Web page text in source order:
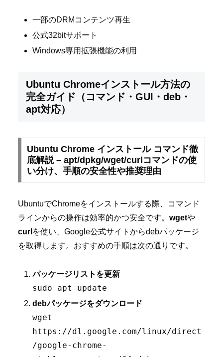
一部のDRMコンテンツ再生
公式32bitサポート
Windows専用拡張機能の利用
Ubuntu Chromeインストール方法の
完全ガイド（コマンド・GUI・deb・
apt対応）
Ubuntu Chrome インストール コマンド徹
底解説 – apt/dpkg/wget/curlコマンドの使
い分け、手順の安全性や推奨理由
UbuntuでChromeをインストールする際、コマンド
ラインからの操作は効率的かつ安全です。 wgetや
curl を使い、Google公式サイトからdebパッケージ
を取得します。おすすめの手順は次の通りです。
パッケージリストを更新
sudo apt update
debパッケージをダウンロード
wget
https://dl.google.com/linux/direct
/google-chrome-